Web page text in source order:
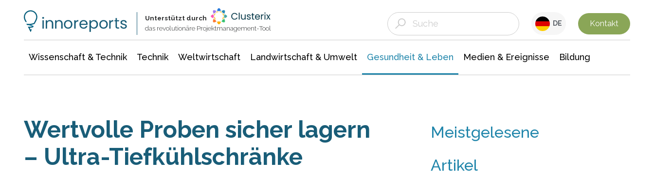
Unterstützt durch
das revolutionäre Projektmanagement-Tool
DE Kontakt
Wissenschaft & Technik Technik Weltwirtschaft Landwirtschaft & Umwelt Gesundheit & Leben Medien & Ereignisse Bildung
Wertvolle Proben sicher lagern
– Ultra-Tiefkühlschränke
Meistgelesene
Artikel